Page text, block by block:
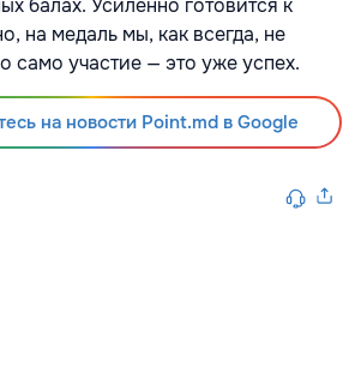
балах. Усиленно готовится к
на медаль мы, как всегда, не
само участие — это уже успех.
на новости Point.md в Google